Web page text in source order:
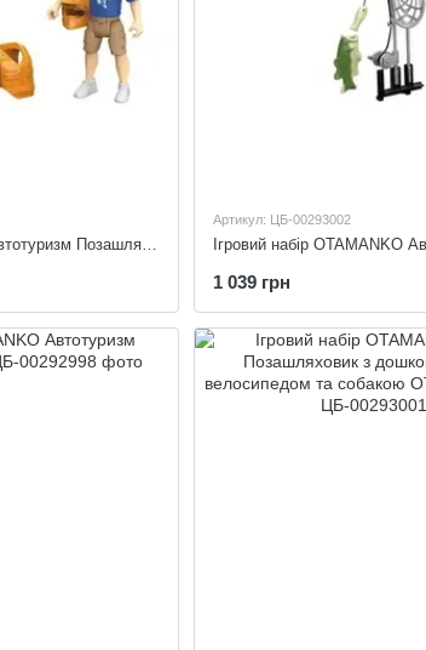
Ігровий набір OTAMANKO Автотуризм Позашляховик з квадроциклом та мотоциклом OTAMANKO 532.02.95
Артикул: ЦБ-00293002
1 039 грн